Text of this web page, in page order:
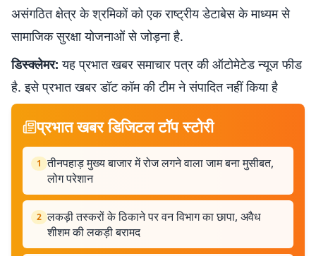
असंगठित क्षेत्र के श्रमिकों को एक राष्ट्रीय डेटाबेस के माध्यम से
सामाजिक सुरक्षा योजनाओं से जोड़ना है.
डिस्क्लेमर: यह प्रभात खबर समाचार पत्र की ऑटोमेटेड न्यूज फीड
है. इसे प्रभात खबर डॉट कॉम की टीम ने संपादित नहीं किया है
प्रभात खबर डिजिटल टॉप स्टोरी
1 तीनपहाड़ मुख्य बाजार में रोज लगने वाला जाम बना मुसीबत,
लोग परेशान
2 लकड़ी तस्करों के ठिकाने पर वन विभाग का छापा, अवैध
शीशम की लकड़ी बरामद